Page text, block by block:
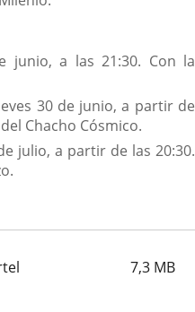
junio, a las 21:30. Con la
30 de junio, a partir de
Chacho Cósmico.
julio, a partir de las 20:30.
7,3 MB